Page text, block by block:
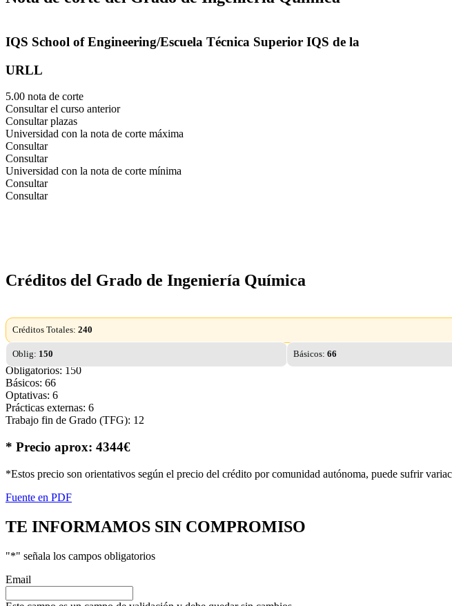
IQS School of Engineering/Escuela Técnica Superior IQS de la
URLL
5.00 nota de corte
Consultar el curso anterior
Consultar plazas
Universidad con la nota de corte máxima
Consultar
Consultar
Universidad con la nota de corte mínima
Consultar
Consultar
Créditos del Grado de Ingeniería Química
Créditos Totales: 240
Oblig: 150 Básicos: 66
Obligatorios: 150
Básicos: 66
Optativas: 6
Prácticas externas: 6
Trabajo fin de Grado (TFG): 12
* Precio aprox: 4344€
*Estos precio son orientativos según el precio del crédito por comunidad autónoma, puede sufrir
Fuente en PDF
TE INFORMAMOS SIN COMPROMISO
"*" señala los campos obligatorios
Email